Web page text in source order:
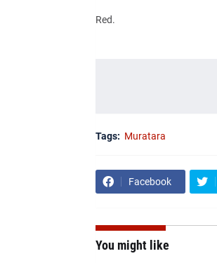
Red.
Tags: Muratara
Facebook
You might like